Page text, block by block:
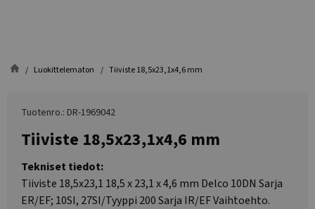
Luokittelematon Tiiviste 18,5x23,1x4,6 mm
Tuotenro.: DR-1969042
Tiiviste 18,5x23,1x4,6 mm
Tekniset tiedot:
Tiiviste 18,5x23,1 18,5 x 23,1 x 4,6 mm Delco 10DN Sarja
ER/EF; 10SI, 27SI/Tyyppi 200 Sarja IR/EF Vaihtoehto.